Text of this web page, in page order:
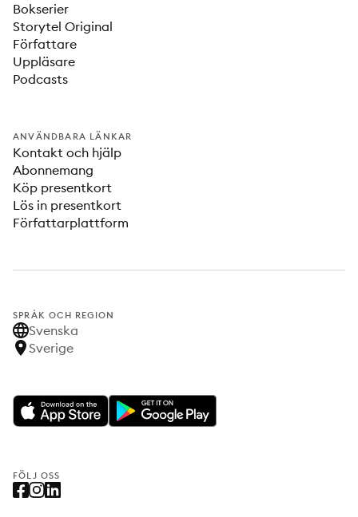
Bokserier
Storytel Original
Författare
Uppläsare
Podcasts
ANVÄNDBARA LÄNKAR
Kontakt och hjälp
Abonnemang
Köp presentkort
Lös in presentkort
Författarplattform
SPRÅK OCH REGION
Svenska
Sverige
FÖLJ OSS